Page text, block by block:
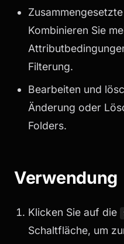
Kombinieren Sie
Filterung.
Bearbeiten und
Änderung oder
Folders.
Verwendung
Klicken Sie auf die
Schaltfläche, um